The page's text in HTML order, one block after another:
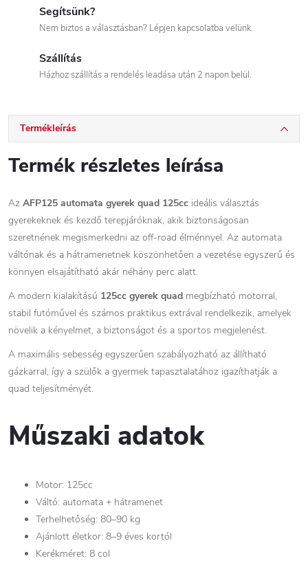
Segítsünk?
Nem biztos a választásban? Lépjen kapcsolatba velünk.
Szállítás
Házhoz szállítás a rendelés leadása után 2 napon belül.
Termékleírás
Termék részletes leírása
Az AFP125 automata gyerek quad 125cc ideális választás
gyerekeknek és kezdő terepjáróknak, akik biztonságosan
szeretnének megismerkedni az off-road élménnyel. Az automata
váltónak és a hátramenetnek köszönhetően a vezetése egyszerű és
könnyen elsajátítható akár néhány perc alatt.
A modern kialakítású 125cc gyerek quad megbízható motorral,
stabil futóművel és számos praktikus extrával rendelkezik, amelyek
növelik a kényelmet, a biztonságot és a sportos megjelenést.
A maximális sebesség egyszerűen szabályozható az állítható
gázkarral, így a szülők a gyermek tapasztalatához igazíthatják a
quad teljesítményét.
Műszaki adatok
Motor: 125cc
Váltó: automata + hátramenet
Terhelhetőség: 80–90 kg
Ajánlott életkor: 8–9 éves kortól
Kerékméret: 8 col